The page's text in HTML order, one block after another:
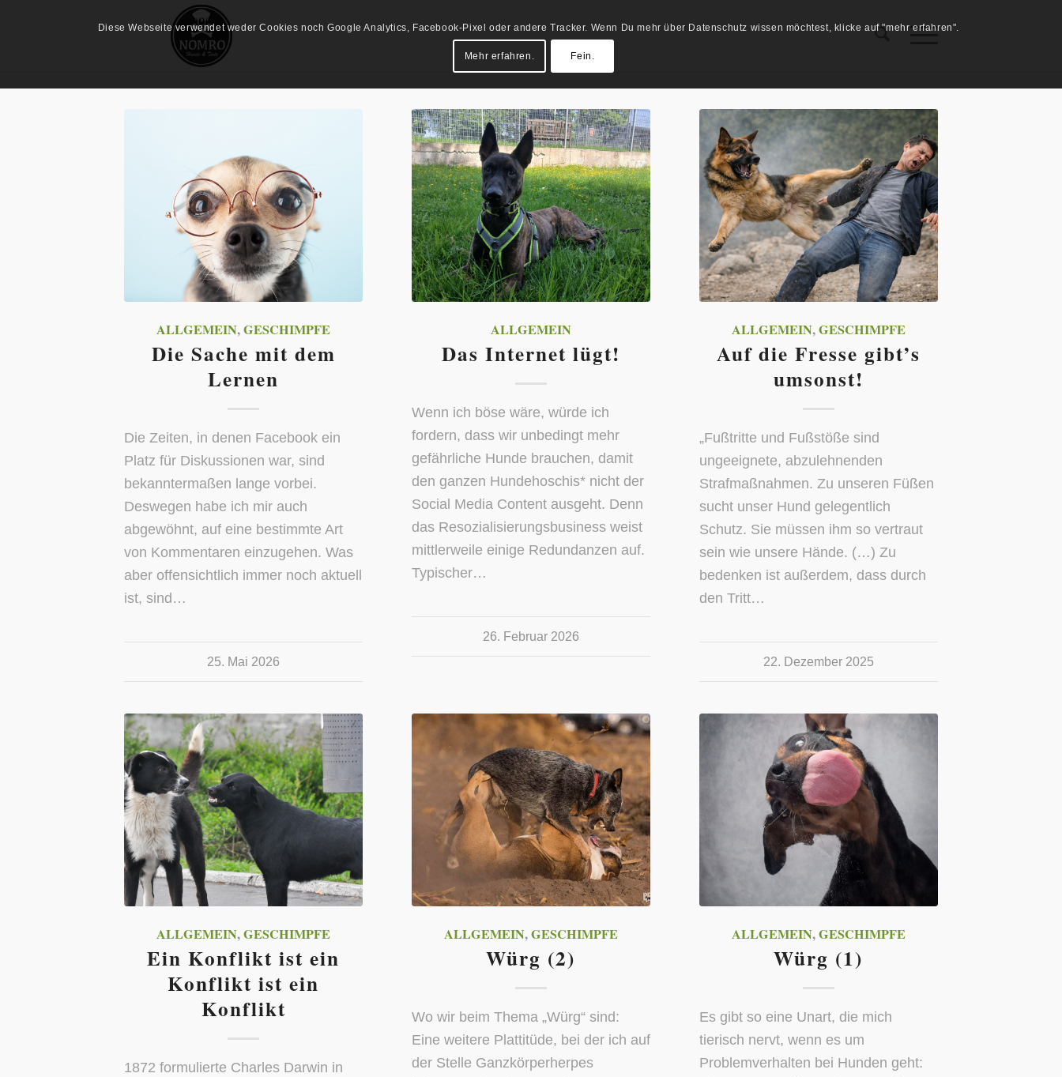
ALLGEMEIN,GESCHIMPFE
Die Sache mit dem
Lernen
Die Zeiten, in denen Facebook ein
Platz für Diskussionen war, sind
bekanntermaßen lange vorbei.
Deswegen habe ich mir auch
abgewöhnt, auf eine bestimmte Art
von Kommentaren einzugehen. Was
aber offensichtlich immer noch aktuell
ist, sind…
25. Mai 2026
ALLGEMEIN
Das Internet lügt!
Wenn ich böse wäre, würde ich
fordern, dass wir unbedingt mehr
gefährliche Hunde brauchen, damit
den ganzen Hundehoschis* nicht der
Social Media Content ausgeht. Denn
das Resozialisierungsbusiness weist
mittlerweile einige Redundanzen auf.
Typischer…
26. Februar 2026
ALLGEMEIN,GESCHIMPFE
Auf die Fresse gibt’s
umsonst!
„Fußtritte und Fußstöße sind
ungeeignete, abzulehnenden
Strafmaßnahmen. Zu unseren Füßen
sucht unser Hund gelegentlich
Schutz. Sie müssen ihm so vertraut
sein wie unsere Hände. (…) Zu
bedenken ist außerdem, dass durch
den Tritt…
22. Dezember 2025
ALLGEMEIN,GESCHIMPFE
Ein Konflikt ist ein
Konflikt ist ein
Konflikt
1872 formulierte Charles Darwin in
ALLGEMEIN,GESCHIMPFE
Würg (2)
Wo wir beim Thema „Würg“ sind:
Eine weitere Plattitüde, bei der ich auf
der Stelle Ganzkörperherpes
ALLGEMEIN,GESCHIMPFE
Würg (1)
Es gibt so eine Unart, die mich
tierisch nervt, wenn es um
Problemverhalten bei Hunden geht:
Diese Webseite verwendet weder Cookies noch Google Analytics, Facebook-Pixel oder andere Tracker. Wenn Du mehr über Datenschutz wissen möchtest, klicke auf "mehr erfahren".
Mehr erfahren. Fein.